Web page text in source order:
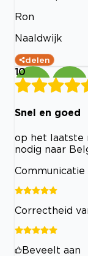
Ron
Naaldwijk
delen
10
Snel en goed
op het laatste
nodig naar
Correctheid
Beveelt aan